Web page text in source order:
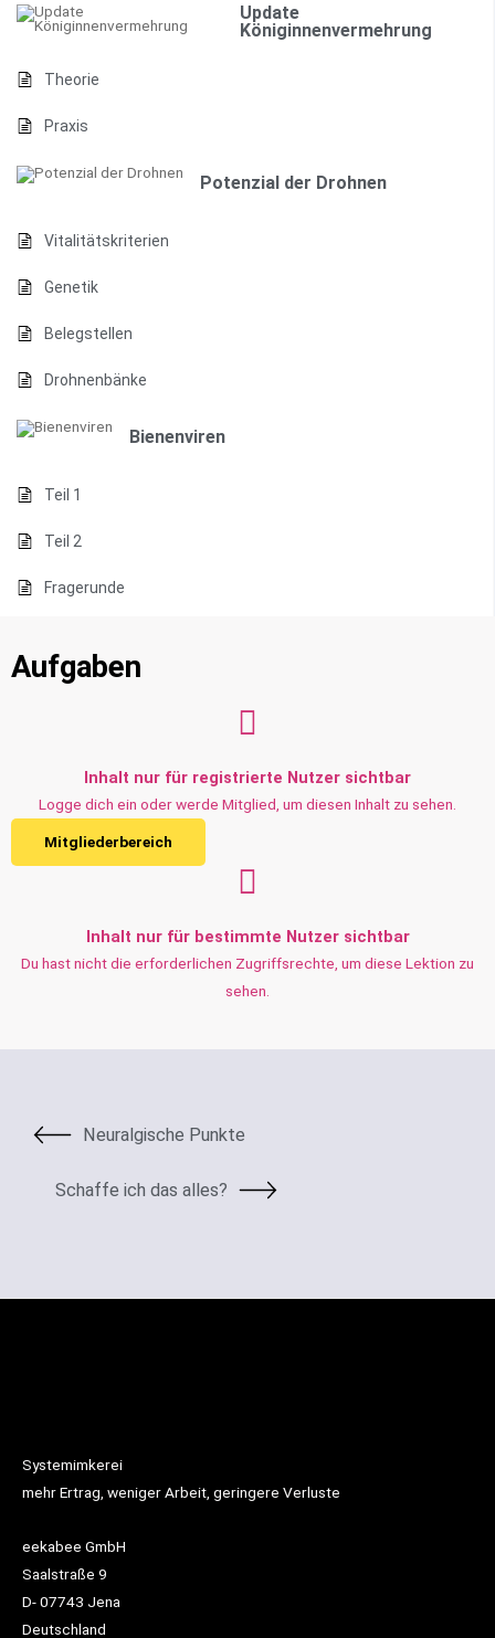
Update
Königinnenvermehrung
Theorie
Praxis
Potenzial der Drohnen
Vitalitätskriterien
Genetik
Belegstellen
Drohnenbänke
Bienenviren
Teil 1
Teil 2
Fragerunde
Aufgaben
Inhalt nur für registrierte Nutzer sichtbar
Logge dich ein oder werde Mitglied, um diesen Inhalt zu sehen.
Mitgliederbereich
Inhalt nur für bestimmte Nutzer sichtbar
Du hast nicht die erforderlichen Zugriffsrechte, um diese Lektion zu
sehen.
Neuralgische Punkte
Schaffe ich das alles?
Systemimkerei
mehr Ertrag, weniger Arbeit, geringere Verluste
eekabee GmbH
Saalstraße 9
D- 07743 Jena
Deutschland